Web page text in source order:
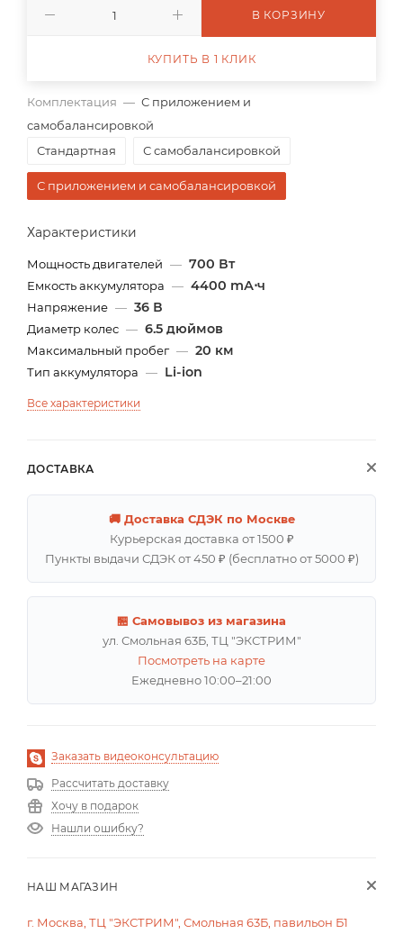
Комплектация — С приложением и
самобалансировкой
Стандартная
С самобалансировкой
С приложением и самобалансировкой
Характеристики
Мощность двигателей — 700 Вт
Емкость аккумулятора — 4400 mА⋅ч
Напряжение — 36 В
Диаметр колес — 6.5 дюймов
Максимальный пробег — 20 км
Тип аккумулятора — Li-ion
Все характеристики
ДОСТАВКА
🚚 Доставка СДЭК по Москве
Курьерская доставка от 1500 ₽
Пункты выдачи СДЭК от 450 ₽ (бесплатно от 5000 ₽)
🏪 Самовывоз из магазина
ул. Смольная 63Б, ТЦ "ЭКСТРИМ"
Посмотреть на карте
Ежедневно 10:00–21:00
Заказать видеоконсультацию
Рассчитать доставку
Хочу в подарок
Нашли ошибку?
НАШ МАГАЗИН
г. Москва, ТЦ "ЭКСТРИМ", Смольная 63Б, павильон Б1
В КОРЗИНУ
КУПИТЬ В 1 КЛИК